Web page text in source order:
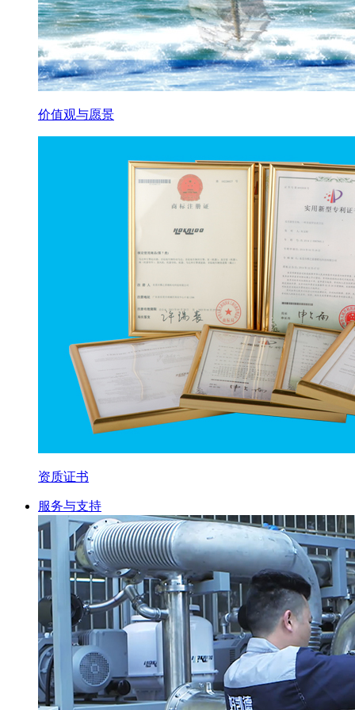
价值观与愿景
资质证书
服务与支持